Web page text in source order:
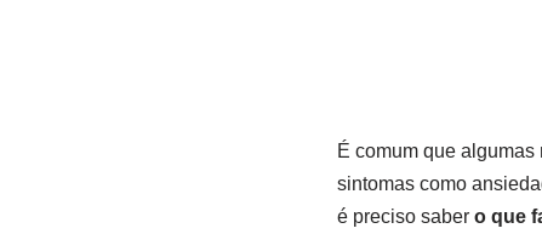
É comum que
sintomas como
é preciso saber o que